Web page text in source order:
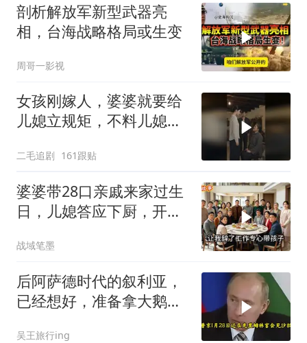
剖析解放军新型武器亮
相，台海战略格局或生变
周哥一影视
女孩刚嫁人，婆婆就要给
儿媳立规矩，不料儿媳不
二毛追剧 161跟贴
婆婆带28口亲戚来家过生
日，儿媳答应下厨，开饭
战域笔墨
后阿萨德时代的叙利亚，
已经想好，准备拿大鹅石
吴王旅行ing